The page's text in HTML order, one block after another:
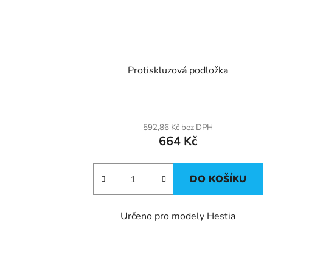
Protiskluzová podložka
592,86 Kč bez DPH
664 Kč
DO KOŠÍKU
Určeno pro modely Hestia